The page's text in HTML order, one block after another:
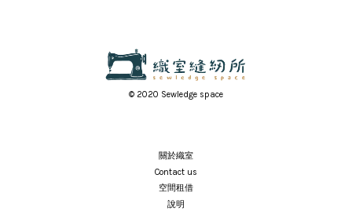
© 2020 Sewledge space
關於織室
Contact us
空間租借
說明